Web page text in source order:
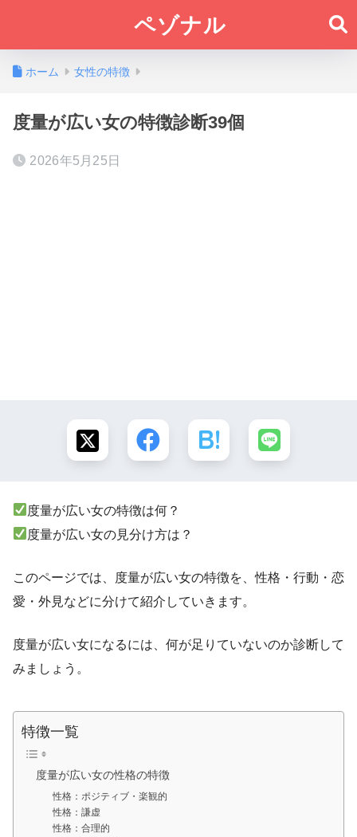
ペゾナル
ホーム 女性の特徴
度量が広い女の特徴診断39個
2026年5月25日
度量が広い女の特徴は何？
度量が広い女の見分け方は？
このページでは、度量が広い女の特徴を、性格・行動・恋
愛・外見などに分けて紹介していきます。
度量が広い女になるには、何が足りていないのか診断して
みましょう。
特徴一覧
度量が広い女の性格の特徴
性格：ポジティブ・楽観的
性格：謙虚
性格：合理的